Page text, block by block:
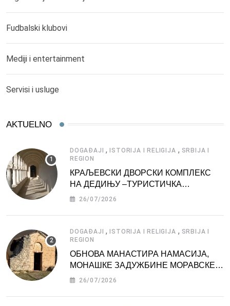
Fudbalski klubovi
Mediji i entertainment
Servisi i usluge
AKTUELNO
DOGAĐAJI ,ISTORIJA I RELIGIJA , SRBIJA I
REGION
КРАЉЕВСКИ ДВОРСКИ КОМПЛЕКС
НА ДЕДИЊУ –ТУРИСТИЧКА
АТРАКЦИЈА
26/07/2026
DOGAĐAJI ,ISTORIJA I RELIGIJA , SRBIJA I
REGION
ОБНОВА МАНАСТИРА НАМАСИЈА,
МОНАШКЕ ЗАДУЖБИНЕ МОРАВСКЕ
СРБИЈЕ
26/07/2026